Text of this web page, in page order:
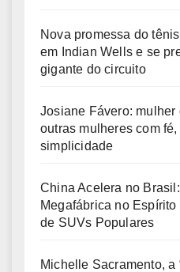
Nova promessa do
em Indian Wells e se
gigante do circuito
Josiane Fávero: mulher
outras mulheres com
simplicidade
China Acelera no
Megafábrica no
de SUVs Populares
Michelle Sacramento, a